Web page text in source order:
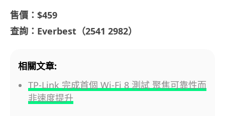
售價：$459
查詢：Everbest（2541 2982）
相關文章:
TP-Link 完成首個 Wi-Fi 8 測試 聚焦可靠性而
非速度提升